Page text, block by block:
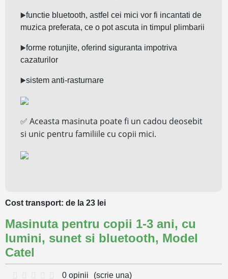
▶️functie bluetooth, astfel cei mici vor fi incantati de
muzica preferata, ce o pot ascuta in timpul plimbarii
▶️forme rotunjite, oferind siguranta impotriva
cazaturilor
▶️sistem anti-rasturnare
✅Aceasta masinuta poate fi un cadou deosebit
si unic pentru familiile cu copii mici.
Cost transport: de la 23 lei
Masinuta pentru copii 1-3 ani, cu
lumini, sunet si bluetooth, Model
Catel
0 opinii (scrie una)